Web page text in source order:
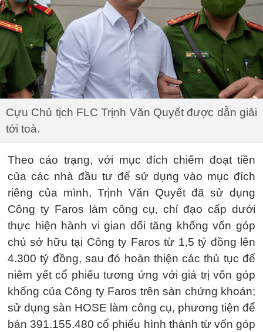
Cựu Chủ tịch FLC Trịnh Văn Quyết được dẫn giải
tới toà.
Theo cáo trạng, với mục đích chiếm đoạt tiền
của các nhà đầu tư để sử dụng vào mục đích
riêng của mình, Trịnh Văn Quyết đã sử dụng
Công ty Faros làm công cụ, chỉ đạo cấp dưới
thực hiện hành vi gian dối tăng khống vốn góp
chủ sở hữu tại Công ty Faros từ 1,5 tỷ đồng lên
4.300 tỷ đồng, sau đó hoàn thiện các thủ tục để
niêm yết cổ phiếu tương ứng với giá trị vốn góp
khống của Công ty Faros trên sàn chứng khoán;
sử dụng sàn HOSE làm công cụ, phương tiện để
bán 391.155.480 cổ phiếu hình thành từ vốn góp